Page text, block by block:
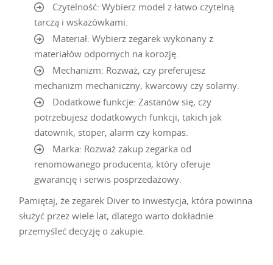
Czytelność: Wybierz model z łatwo czytelną
tarczą i wskazówkami.
Materiał: Wybierz zegarek wykonany z
materiałów odpornych na korozję.
Mechanizm: Rozważ, czy preferujesz
mechanizm mechaniczny, kwarcowy czy solarny.
Dodatkowe funkcje: Zastanów się, czy
potrzebujesz dodatkowych funkcji, takich jak
datownik, stoper, alarm czy kompas.
Marka: Rozważ zakup zegarka od
renomowanego producenta, który oferuje
gwarancję i serwis posprzedażowy.
Pamiętaj, że zegarek Diver to inwestycja, która powinna
służyć przez wiele lat, dlatego warto dokładnie
przemyśleć decyzję o zakupie.